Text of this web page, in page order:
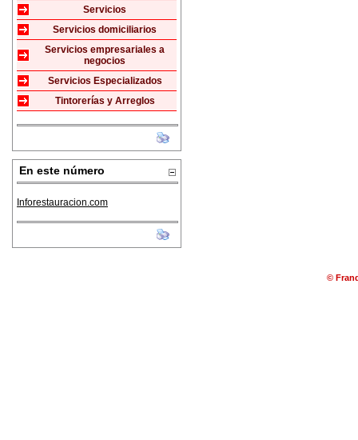
Servicios
Servicios domiciliarios
Servicios empresariales a
negocios
Servicios Especializados
Tintorerías y Arreglos
En este número
Inforestauracion.com
©